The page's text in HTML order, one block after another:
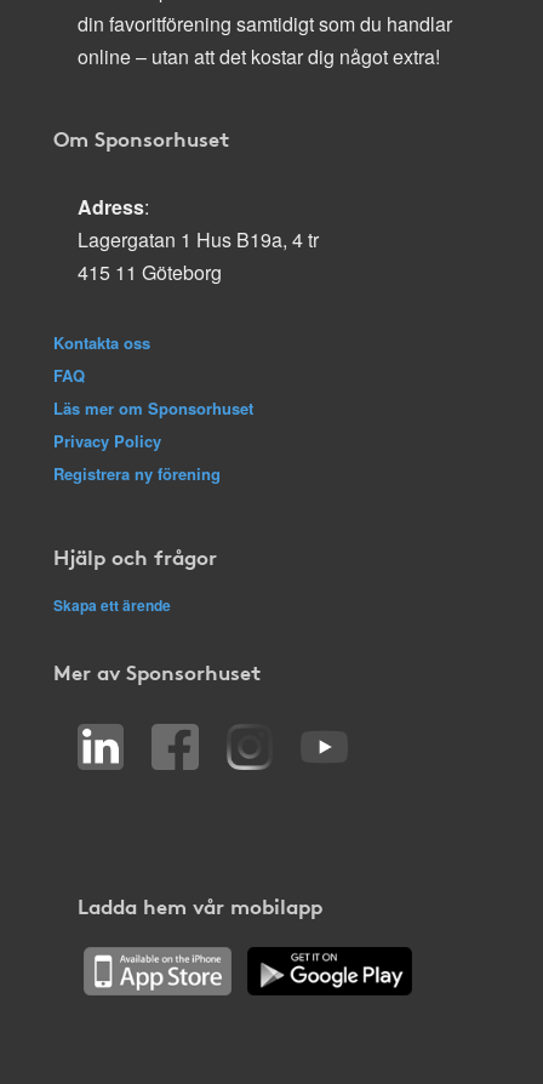
din favoritförening samtidigt som du handlar
online – utan att det kostar dig något extra!
Om Sponsorhuset
Adress:
Lagergatan 1 Hus B19a, 4 tr
415 11 Göteborg
Kontakta oss
FAQ
Läs mer om Sponsorhuset
Privacy Policy
Registrera ny förening
Hjälp och frågor
Skapa ett ärende
Mer av Sponsorhuset
Ladda hem vår mobilapp